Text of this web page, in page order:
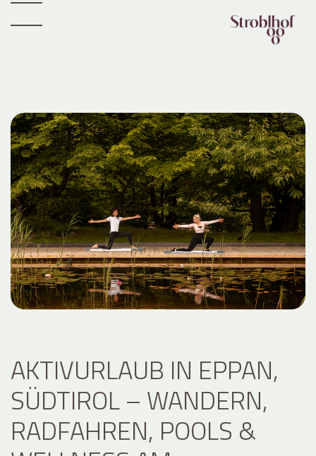
AKTIVURLAUB IN EPPAN,
SÜDTIROL – WANDERN,
RADFAHREN, POOLS &